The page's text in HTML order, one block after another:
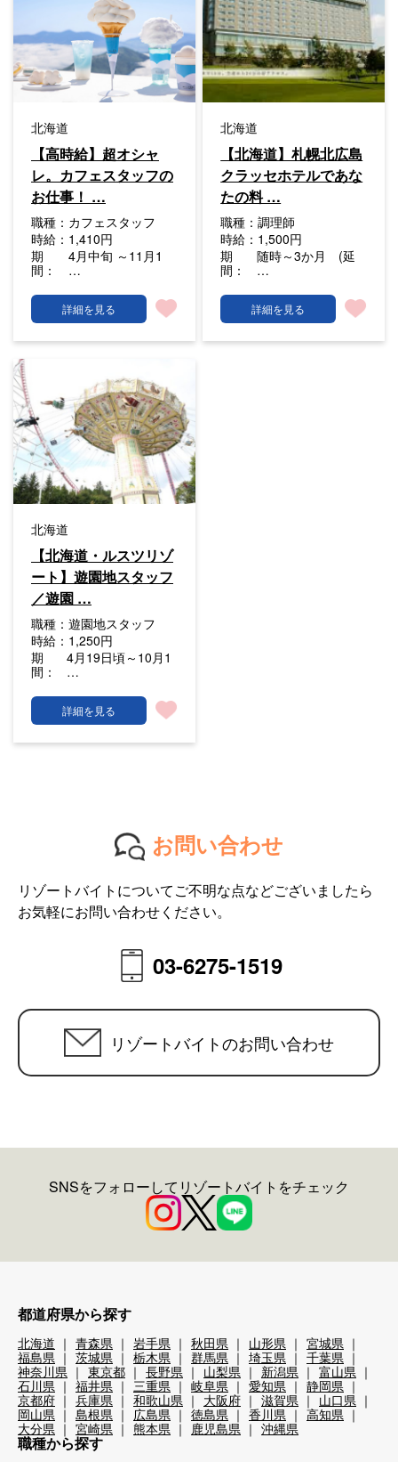
北海道
【高時給】超オシャ
レ。カフェスタッフの
お仕事！ …
職種： カフェスタッフ
時給： 1,410円
期
間：
4月中旬 ～11月1
…
詳細を見る
北海道
【北海道】札幌北広島
クラッセホテルであな
たの料 …
職種：調理師
時給： 1,500円
期
間：
随時～3か月 (延
…
詳細を見る
北海道
【北海道・ルスツリゾ
ート】遊園地スタッフ
／遊園 …
職種： 遊園地スタッフ
時給： 1,250円
期
間：
4月19日頃～10月1
…
詳細を見る
お問い合わせ
リゾートバイトについてご不明な点などございましたら
お気軽にお問い合わせください。
03-6275-1519
リゾートバイトのお問い合わせ
SNSをフォローしてリゾートバイトをチェック
都道府県から探す
北海道 青森県 岩手県 秋田県 山形県
宮城県
福島県
茨城県 栃木県 群馬県 埼玉県
千葉県
神奈川県
東京都 長野県 山梨県 新潟県
富山県
石川県
福井県 三重県 岐阜県 愛知県
静岡県
京都府
兵庫県 和歌山県 大阪府 滋賀県
山口県
岡山県
島根県 広島県 徳島県 香川県
高知県
大分県
宮崎県 熊本県 鹿児島県 沖縄県
職種から探す